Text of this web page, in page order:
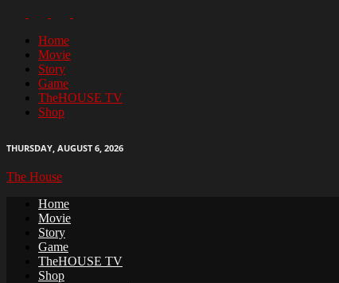
Home
Movie
Story
Game
TheHOUSE TV
Shop
THURSDAY, AUGUST 6, 2026
The House
Home
Movie
Story
Game
TheHOUSE TV
Shop